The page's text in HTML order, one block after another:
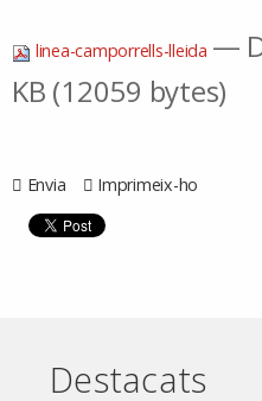
linea-camporrells-lleida —
KB (12059 bytes)
Envia Imprimeix-ho
Destacats